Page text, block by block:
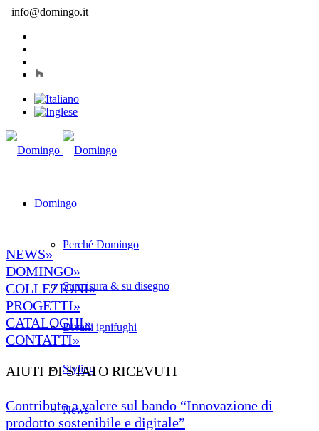
info@domingo.it
Domingo
Perché Domingo
Su misura & su disegno
Divani ignifughi
Styling
News
NEWS»
DOMINGO»
COLLEZIONI»
PROGETTI»
CATALOGHI»
CONTATTI»
AIUTI DI STATO RICEVUTI
Contributo a valere sul bando “Innovazione di
prodotto sostenibile e digitale”